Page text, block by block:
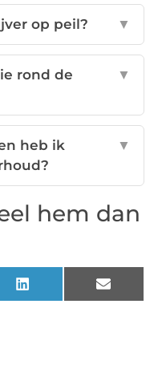
op peil? ▼
rond de
▼
heb ik
▼
hem dan
LinkedIn Email